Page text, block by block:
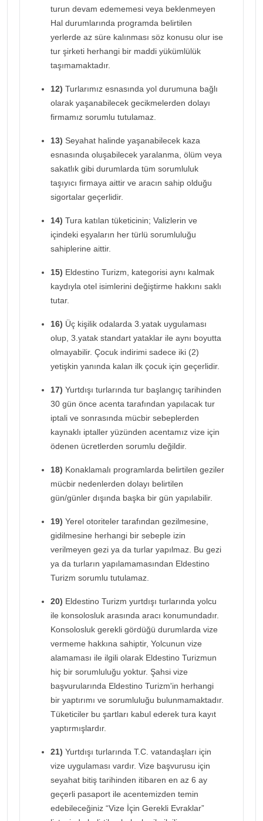
turun devam edememesi veya beklenmeyen
Hal durumlarında programda belirtilen
yerlerde az süre kalınması söz konusu olur ise
tur şirketi herhangi bir maddi yükümlülük
taşımamaktadır.
12) Turlarımız esnasında yol durumuna bağlı
olarak yaşanabilecek gecikmelerden dolayı
firmamız sorumlu tutulamaz.
13) Seyahat halinde yaşanabilecek kaza
esnasında oluşabilecek yaralanma, ölüm veya
sakatlık gibi durumlarda tüm sorumluluk
taşıyıcı firmaya aittir ve aracın sahip olduğu
sigortalar geçerlidir.
14) Tura katılan tüketicinin; Valizlerin ve
içindeki eşyaların her türlü sorumluluğu
sahiplerine aittir.
15) Eldestino Turizm, kategorisi aynı kalmak
kaydıyla otel isimlerini değiştirme hakkını saklı
tutar.
16) Üç kişilik odalarda 3.yatak uygulaması
olup, 3.yatak standart yataklar ile aynı boyutta
olmayabilir. Çocuk indirimi sadece iki (2)
yetişkin yanında kalan ilk çocuk için geçerlidir.
17) Yurtdışı turlarında tur başlangıç tarihinden
30 gün önce acenta tarafından yapılacak tur
iptali ve sonrasında mücbir sebeplerden
kaynaklı iptaller yüzünden acentamız vize için
ödenen ücretlerden sorumlu değildir.
18) Konaklamalı programlarda belirtilen geziler
mücbir nedenlerden dolayı belirtilen
gün/günler dışında başka bir gün yapılabilir.
19) Yerel otoriteler tarafından gezilmesine,
gidilmesine herhangi bir sebeple izin
verilmeyen gezi ya da turlar yapılmaz. Bu gezi
ya da turların yapılamamasından Eldestino
Turizm sorumlu tutulamaz.
20) Eldestino Turizm yurtdışı turlarında yolcu
ile konsolosluk arasında aracı konumundadır.
Konsolosluk gerekli gördüğü durumlarda vize
vermeme hakkına sahiptir, Yolcunun vize
alamaması ile ilgili olarak Eldestino Turizmun
hiç bir sorumluluğu yoktur. Şahsi vize
başvurularında Eldestino Turizm'in herhangi
bir yaptırımı ve sorumluluğu bulunmamaktadır.
Tüketiciler bu şartları kabul ederek tura kayıt
yaptırmışlardır.
21) Yurtdışı turlarında T.C. vatandaşları için
vize uygulaması vardır. Vize başvurusu için
seyahat bitiş tarihinden itibaren en az 6 ay
geçerli pasaport ile acentemizden temin
edebileceğiniz “Vize İçin Gerekli Evraklar”